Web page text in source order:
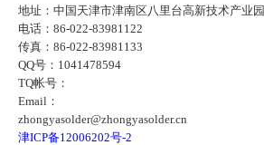
地址：中国天津市津南区八里台高新技术产业园
电话：86-022-83981122
传真：86-022-83981133
QQ号：1041478594
TQ帐号：
Email：
zhongyasolder@zhongyasolder.cn
津ICP备12006202号-2